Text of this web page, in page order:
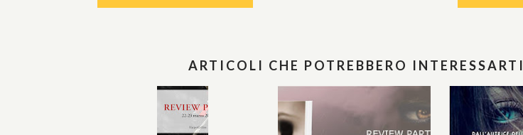
ARTICOLI CHE POTREBBERO INTERESSARTI